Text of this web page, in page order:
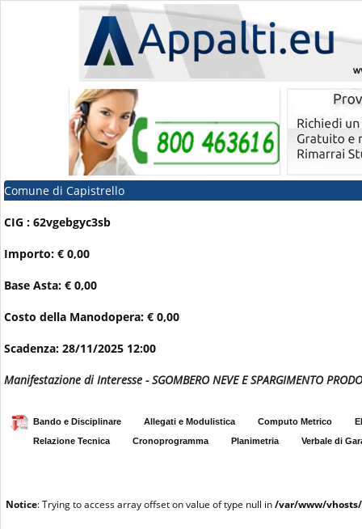
Comune di Capistrello
CIG : 62vgebgyc3sb
Importo: € 0,00
Base Asta: € 0,00
Costo della Manodopera: € 0,00
Scadenza: 28/11/2025 12:00
Manifestazione di Interesse - SGOMBERO NEVE E SPARGIMENTO
Bando e Disciplinare Allegati e Modulistica Computo Metrico
Relazione Tecnica
Cronoprogramma Planimetria Verbale di
Notice: Trying to access array offset on value of type null in/var/www/